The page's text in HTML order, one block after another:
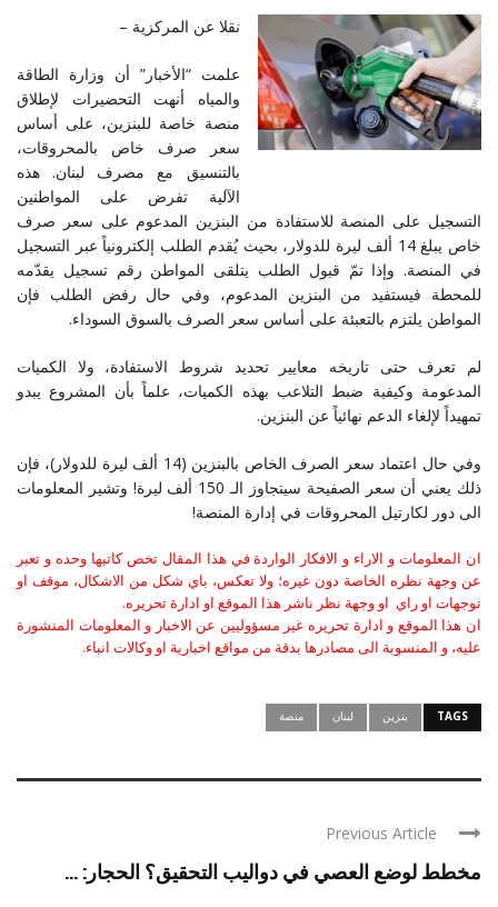
نقلا عن المركزية –
علمت “الأخبار” أن وزارة الطاقة
والمياه أنهت التحضيرات لإطلاق
منصة خاصة للبنزين، على أساس
سعر صرف خاص بالمحروقات،
بالتنسيق مع مصرف لبنان. هذه
الآلية تفرض على المواطنين
التسجيل على المنصة للاستفادة من البنزين المدعوم على سعر صرف
خاص يبلغ 14 ألف ليرة للدولار، بحيث يُقدم الطلب إلكترونياً عبر التسجيل
في المنصة. وإذا تمّ قبول الطلب يتلقى المواطن رقم تسجيل يقدّمه
للمحطة فيستفيد من البنزين المدعوم، وفي حال رفض الطلب فإن
المواطن يلتزم بالتعبئة على أساس سعر الصرف بالسوق السوداء.
لم تعرف حتى تاريخه معايير تحديد شروط الاستفادة، ولا الكميات
المدعومة وكيفية ضبط التلاعب بهذه الكميات، علماً بأن المشروع يبدو
تمهيداً لإلغاء الدعم نهائياً عن البنزين.
وفي حال اعتماد سعر الصرف الخاص بالبنزين (14 ألف ليرة للدولار)، فإن
ذلك يعني أن سعر الصفيحة سيتجاوز الـ 150 ألف ليرة! وتشير المعلومات
الى دور لكارتيل المحروقات في إدارة المنصة!
ان المعلومات و الاراء و الافكار الواردة في هذا المقال تخص كاتبها وحده و تعبر
عن وجهة نظره الخاصة دون غيره؛ ولا تعكس، باي شكل من الاشكال، موقف او
توجهات او راي او وجهة نظر ناشر هذا الموقع او ادارة تحريره.
ان هذا الموقع و ادارة تحريره غير مسؤوليين عن الاخبار و المعلومات المنشورة
عليه، و المنسوبة الى مصادرها بدقة من مواقع اخبارية او وكالات انباء.
TAGS بنزين لبنان منصة
Previous Article
مخطط لوضع العصي في دواليب التحقيق؟ الحجار: ...